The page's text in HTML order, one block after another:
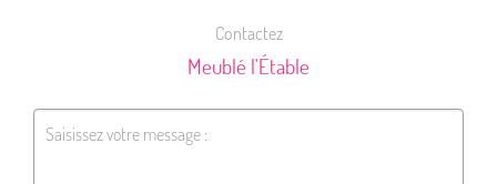
Contactez
Meublé l'Étable